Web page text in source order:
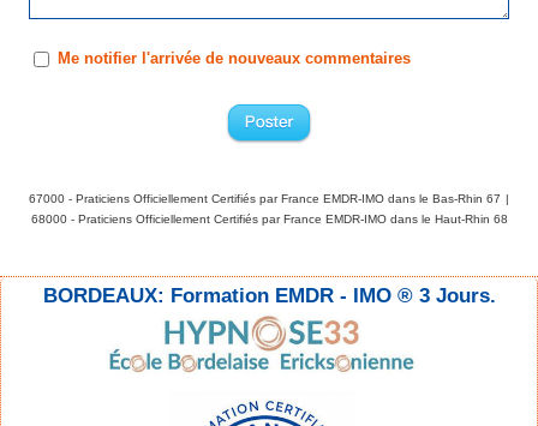
Me notifier l'arrivée de nouveaux commentaires
67000 - Praticiens Officiellement Certifiés par France EMDR-IMO dans le Bas-Rhin 67
68000 - Praticiens Officiellement Certifiés par France EMDR-IMO dans le Haut-Rhin 68
BORDEAUX: Formation EMDR - IMO ® 3 Jours.